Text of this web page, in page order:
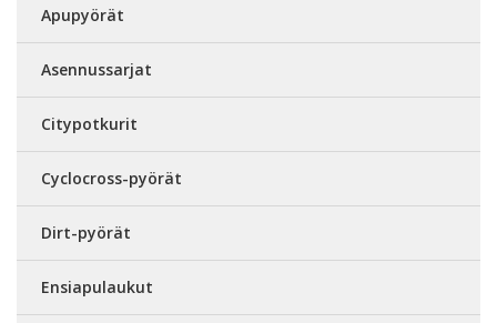
Apupyörät
Asennussarjat
Citypotkurit
Cyclocross-pyörät
Dirt-pyörät
Ensiapulaukut